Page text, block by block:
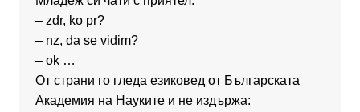
– zdr, ko pr?
– nz, da se vidim?
– ok …
От страни го гледа езиковед от Българската
Академия на Науките и не издържа: